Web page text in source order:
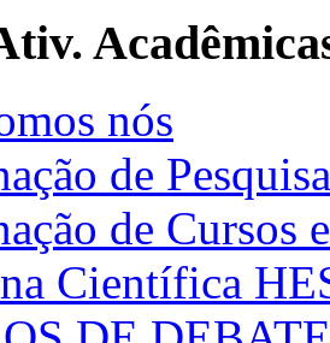
nós
de Pesquisa
de Cursos
Científica